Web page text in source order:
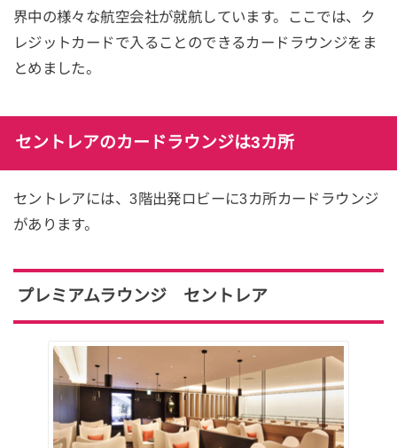
界中の様々な航空会社が就航しています。ここでは、ク
レジットカードで入ることのできるカードラウンジをま
とめました。
セントレアのカードラウンジは3カ所
セントレアには、3階出発ロビーに3カ所カードラウンジ
があります。
プレミアムラウンジ セントレア